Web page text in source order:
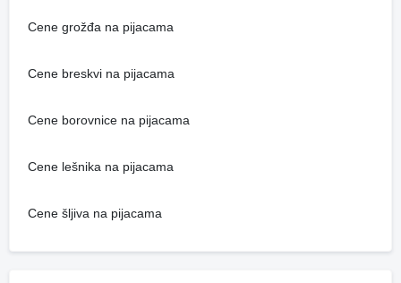
Cene grožđa na pijacama
Cene breskvi na pijacama
Cene borovnice na pijacama
Cene lešnika na pijacama
Cene šljiva na pijacama